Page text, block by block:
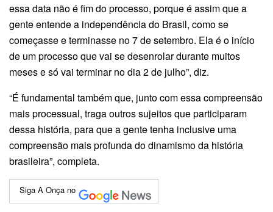
essa data não é fim do processo, porque é assim que a
gente entende a independência do Brasil, como se
começasse e terminasse no 7 de setembro. Ela é o início
de um processo que vai se desenrolar durante muitos
meses e só vai terminar no dia 2 de julho”, diz.
“É fundamental também que, junto com essa compreensão
mais processual, traga outros sujeitos que participaram
dessa história, para que a gente tenha inclusive uma
compreensão mais profunda do dinamismo da história
brasileira”, completa.
Siga A Onça no